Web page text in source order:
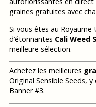
graines gratuites avec
Si vous êtes au
d’étonnantes Cali Weed
meilleure sélection.
Achetez les meilleures
Original Sensible Seeds,
Banner #3.